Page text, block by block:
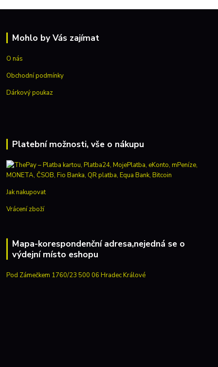
Mohlo by Vás zajímat
O nás
Obchodní podmínky
Dárkový poukaz
Platební možnosti, vše o nákupu
Jak nakupovat
Vrácení zboží
Mapa-korespondenční adresa,nejedná se o
výdejní místo eshopu
Pod Zámečkem 1760/23 500 06 Hradec Králové